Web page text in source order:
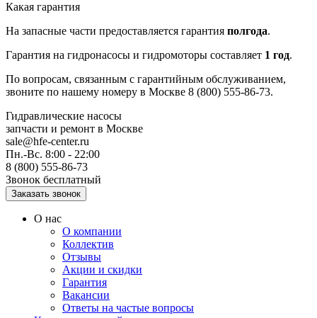
Какая гарантия
На запасные части предоставляется гарантия полгода.
Гарантия на гидронасосы и гидромоторы составляет 1 год.
По вопросам, связанным с гарантийным обслуживанием,
звоните по нашему номеру в Москве 8 (800) 555-86-73.
Гидравлические насосы
запчасти и ремонт в Москве
sale@hfe-center.ru
Пн.-Вс. 8:00 - 22:00
8 (800) 555-86-73
Звонок бесплатный
О нас
О компании
Коллектив
Отзывы
Акции и скидки
Гарантия
Вакансии
Ответы на частые вопросы